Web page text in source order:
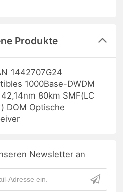
Produkte
1442707G24
1000Base-DWDM
80km SMF(LC
DOM Optische
Newsletter an